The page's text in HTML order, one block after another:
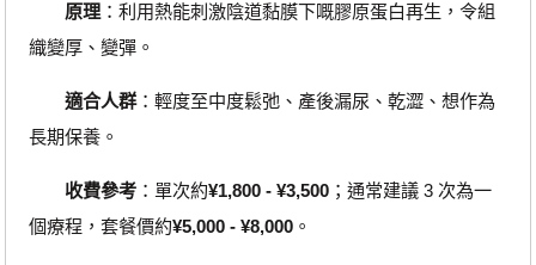
原理：利用熱能刺激陰道黏膜下嘅膠原蛋白再生，令組
織變厚、變彈。
適合人群：輕度至中度鬆弛、產後漏尿、乾澀、想作為
長期保養。
收費參考：單次約¥1,800 - ¥3,500；通常建議 3 次為一
個療程，套餐價約¥5,000 - ¥8,000。